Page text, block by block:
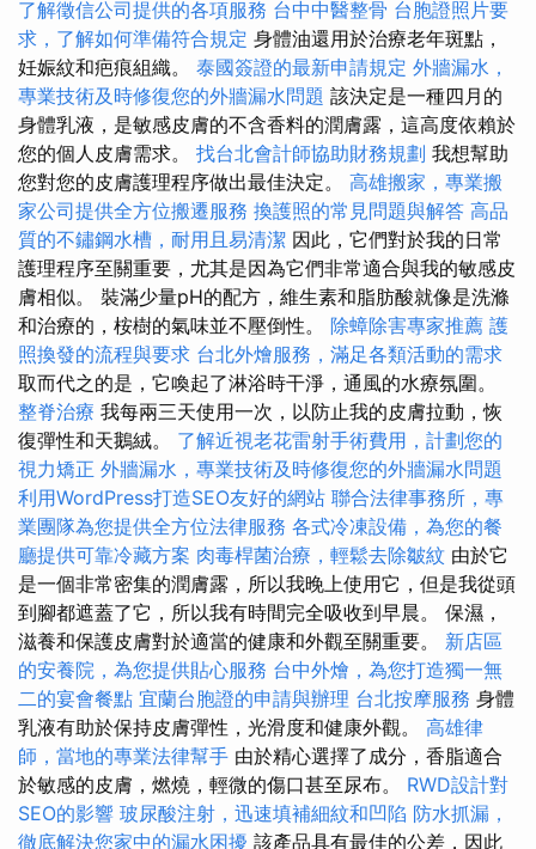
了解徵信公司提供的各項服務 台中中醫整骨 台胞證照片要
求，了解如何準備符合規定 身體油還用於治療老年斑點，
妊娠紋和疤痕組織。 泰國簽證的最新申請規定 外牆漏水，
專業技術及時修復您的外牆漏水問題 該決定是一種四月的
身體乳液，是敏感皮膚的不含香料的潤膚露，這高度依賴於
您的個人皮膚需求。 找台北會計師協助財務規劃 我想幫助
您對您的皮膚護理程序做出最佳決定。 高雄搬家，專業搬
家公司提供全方位搬遷服務 換護照的常見問題與解答 高品
質的不鏽鋼水槽，耐用且易清潔 因此，它們對於我的日常
護理程序至關重要，尤其是因為它們非常適合與我的敏感皮
膚相似。 裝滿少量pH的配方，維生素和脂肪酸就像是洗滌
和治療的，桉樹的氣味並不壓倒性。 除蟑除害專家推薦 護
照換發的流程與要求 台北外燴服務，滿足各類活動的需求
取而代之的是，它喚起了淋浴時干淨，通風的水療氛圍。
整脊治療 我每兩三天使用一次，以防止我的皮膚拉動，恢
復彈性和天鵝絨。 了解近視老花雷射手術費用，計劃您的
視力矯正 外牆漏水，專業技術及時修復您的外牆漏水問題
利用WordPress打造SEO友好的網站 聯合法律事務所，專
業團隊為您提供全方位法律服務 各式冷凍設備，為您的餐
廳提供可靠冷藏方案 肉毒桿菌治療，輕鬆去除皺紋 由於它
是一個非常密集的潤膚露，所以我晚上使用它，但是我從頭
到腳都遮蓋了它，所以我有時間完全吸收到早晨。 保濕，
滋養和保護皮膚對於適當的健康和外觀至關重要。 新店區
的安養院，為您提供貼心服務 台中外燴，為您打造獨一無
二的宴會餐點 宜蘭台胞證的申請與辦理 台北按摩服務 身體
乳液有助於保持皮膚彈性，光滑度和健康外觀。 高雄律
師，當地的專業法律幫手 由於精心選擇了成分，香脂適合
於敏感的皮膚，燃燒，輕微的傷口甚至尿布。 RWD設計對
SEO的影響 玻尿酸注射，迅速填補細紋和凹陷 防水抓漏，
徹底解決您家中的漏水困擾 該產品具有最佳的公差，因此